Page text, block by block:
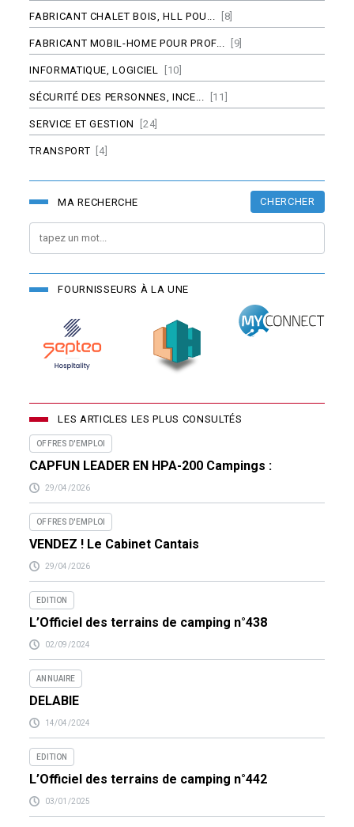
FABRICANT CHALET BOIS, HLL POU... [8]
FABRICANT MOBIL-HOME POUR PROF... [9]
INFORMATIQUE, LOGICIEL [10]
SÉCURITÉ DES PERSONNES, INCE... [11]
SERVICE ET GESTION [24]
TRANSPORT [4]
MA RECHERCHE CHERCHER
FOURNISSEURS À LA UNE
LES ARTICLES LES PLUS CONSULTÉS
OFFRES D'EMPLOI
CAPFUN LEADER EN HPA-200 Campings :
29/04/2026
OFFRES D'EMPLOI
VENDEZ ! Le Cabinet Cantais
29/04/2026
EDITION
L’Officiel des terrains de camping n°438
02/09/2024
ANNUAIRE
DELABIE
14/04/2024
EDITION
L’Officiel des terrains de camping n°442
03/01/2025